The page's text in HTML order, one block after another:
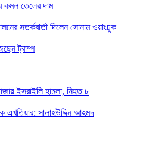
কমল তেলের দাম
সতর্কবার্তা দিলেন সোনাম ওয়াংচুক
ট্রাম্প
ইসরাইলি হামলা, নিহত ৮
এখতিয়ার: সালাহউদ্দিন আহমদ